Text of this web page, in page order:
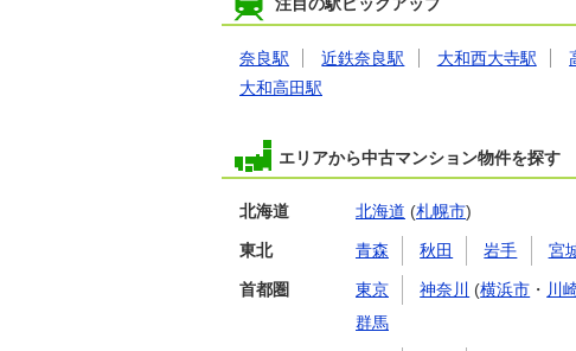
奈良駅 近鉄奈良駅 大和西大寺駅
大和高田駅
エリアから中古マンション物件を探す
北海道 北海道 (札幌市)
東北 青森 秋田 岩手 宮
首都圏 東京 神奈川 (横浜市 ・ 川
群馬